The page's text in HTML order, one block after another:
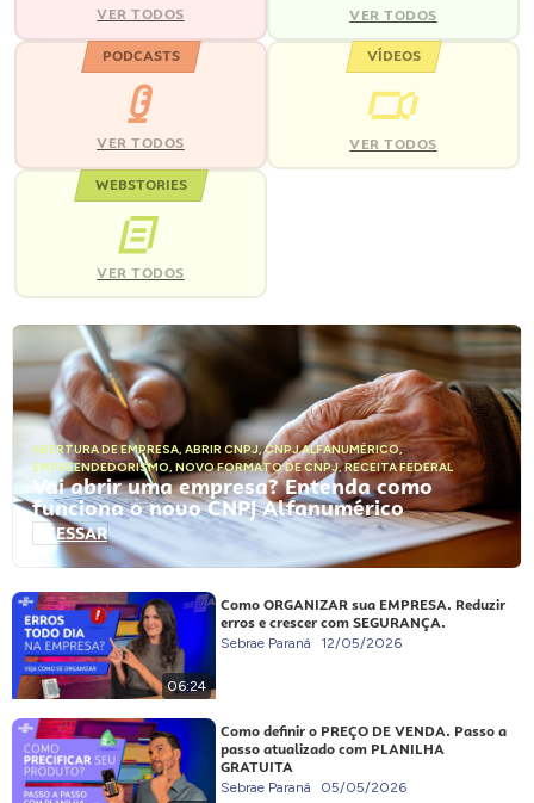
VER TODOS VER TODOS
PODCASTS
VER TODOS
VÍDEOS
VER TODOS
WEBSTORIES
VER TODOS
ABERTURA DE EMPRESA, ABRIR CNPJ,CNPJ ALFANUMÉRICO,
EMPREENDEDORISMO, NOVO FORMATO DE CNPJ,RECEITA FEDERAL
Vai abrir uma empresa? Entenda como
funciona o novo CNPJ Alfanumérico
ACESSAR
06:24
Como ORGANIZAR sua EMPRESA. Reduzir
erros e crescer com SEGURANÇA.
Sebrae Paraná 12/05/2026
Como definir o PREÇO DE VENDA. Passo a
passo atualizado com PLANILHA
GRATUITA
Sebrae Paraná 05/05/2026